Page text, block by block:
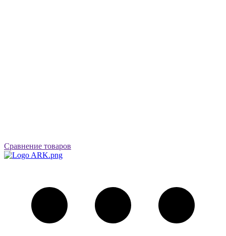
Сравнение товаров